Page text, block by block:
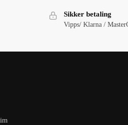
Sikker betaling
Vipps/ Klarna /